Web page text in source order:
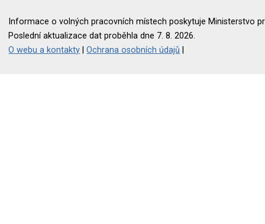
Informace o volných pracovních místech poskytuje Ministerstvo
Poslední aktualizace dat proběhla dne 7. 8. 2026.
O webu a kontakty |Ochrana osobních údajů